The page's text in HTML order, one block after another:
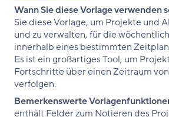
Wann Sie diese Vorlage verwenden
Sie diese Vorlage, um Projekte und
und zu verwalten, für die
innerhalb eines bestimmten
Es ist ein großartiges Tool, um
Fortschritte über einen Zeitraum
verfolgen.
Bemerkenswerte
enthält Felder zum Notieren des